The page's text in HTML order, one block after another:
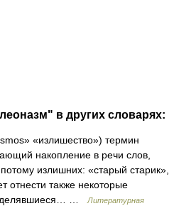
в других словарях:
«излишество») термин
накопление в речи слов,
излишних: «старый старик»,
также некоторые
…
Литературная